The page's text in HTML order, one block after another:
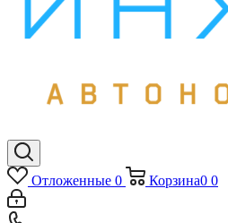
Отложенные 0 Корзина0 0